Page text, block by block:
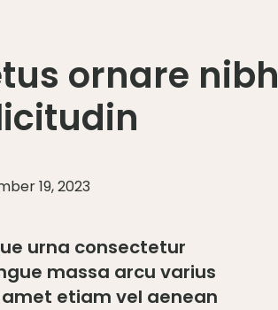
ornare nibh
19, 2023
urna consectetur
massa arcu varius
etiam vel aenean